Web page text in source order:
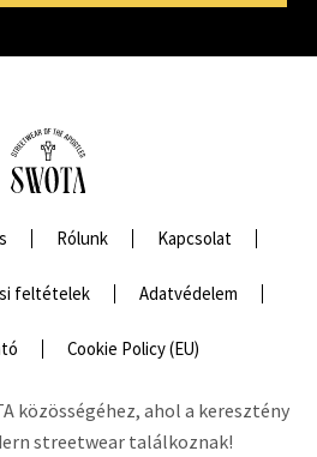
Rólunk Kapcsolat
feltételek Adatvédelem
Cookie Policy (EU)
közösségéhez, ahol a keresztény
streetwear találkoznak!